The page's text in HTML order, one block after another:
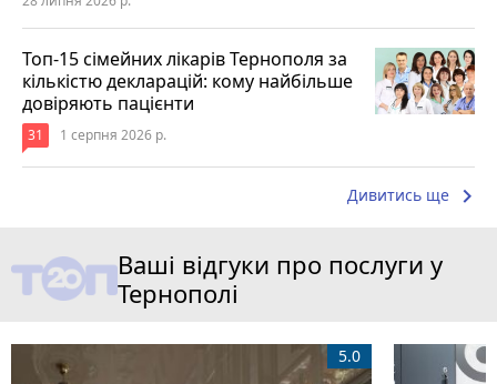
Топ-15 сімейних лікарів Тернополя за
кількістю декларацій: кому найбільше
довіряють пацієнти
31 1 серпня 2026 р.
Дивитись ще keyboard_arrow_right
Ваші відгуки про послуги у
Тернополі
5.0